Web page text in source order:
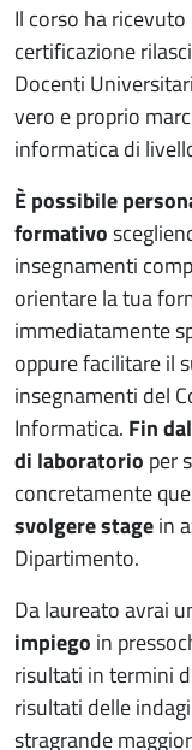
Il corso ha
certificazione
Docenti
vero e proprio
informatica di
È possibile
formativo
insegnamenti
orientare la tua
immediatamente
oppure facilitare il
insegnamenti del
Informatica. Fin
di laboratorio per
concretamente
svolgere stagein
Dipartimento.
Da laureato avrai
impiego in
risultati in termini
risultati delle
stragrande